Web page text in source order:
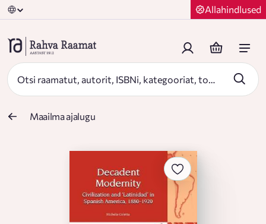
Allahindlused
Maailma ajalugu